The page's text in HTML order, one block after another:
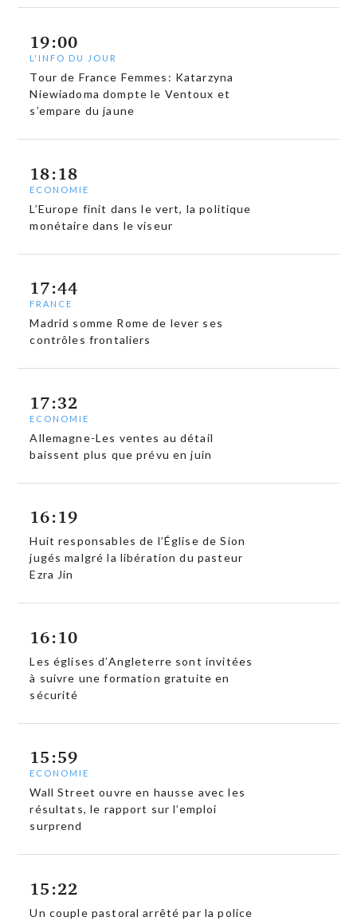
19:00
L'INFO DU JOUR
Tour de France Femmes: Katarzyna
Niewiadoma dompte le Ventoux et
s’empare du jaune
18:18
ECONOMIE
L’Europe finit dans le vert, la politique
monétaire dans le viseur
17:44
FRANCE
Madrid somme Rome de lever ses
contrôles frontaliers
17:32
ECONOMIE
Allemagne-Les ventes au détail
baissent plus que prévu en juin
16:19
Huit responsables de l’Église de Sion
jugés malgré la libération du pasteur
Ezra Jin
16:10
Les églises d’Angleterre sont invitées
à suivre une formation gratuite en
sécurité
15:59
ECONOMIE
Wall Street ouvre en hausse avec les
résultats, le rapport sur l’emploi
surprend
15:22
Un couple pastoral arrêté par la police